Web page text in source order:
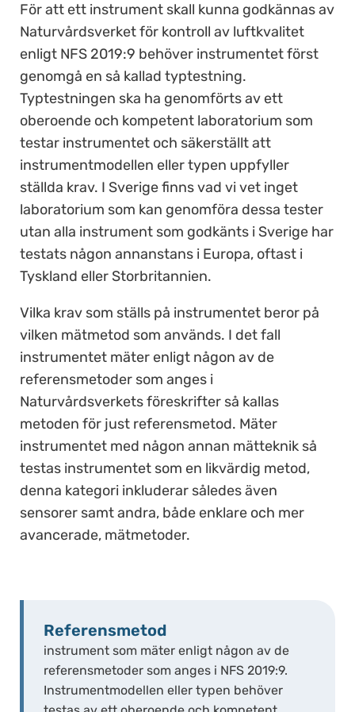
För att ett instrument skall kunna godkännas av
Naturvårdsverket för kontroll av luftkvalitet
enligt NFS 2019:9 behöver instrumentet först
genomgå en så kallad typtestning.
Typtestningen ska ha genomförts av ett
oberoende och kompetent laboratorium som
testar instrumentet och säkerställt att
instrumentmodellen eller typen uppfyller
ställda krav. I Sverige finns vad vi vet inget
laboratorium som kan genomföra dessa tester
utan alla instrument som godkänts i Sverige har
testats någon annanstans i Europa, oftast i
Tyskland eller Storbritannien.
Vilka krav som ställs på instrumentet beror på
vilken mätmetod som används. I det fall
instrumentet mäter enligt någon av de
referensmetoder som anges i
Naturvårdsverkets föreskrifter så kallas
metoden för just referensmetod. Mäter
instrumentet med någon annan mätteknik så
testas instrumentet som en likvärdig metod,
denna kategori inkluderar således även
sensorer samt andra, både enklare och mer
avancerade, mätmetoder.
Referensmetod
instrument som mäter enligt någon av de
referensmetoder som anges i NFS 2019:9.
Instrumentmodellen eller typen behöver